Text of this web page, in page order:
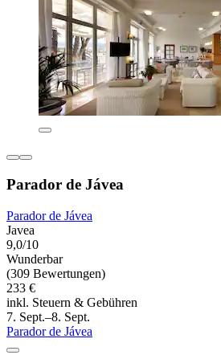
Parador de Jávea
Parador de Jávea
Javea
9,0/10
Wunderbar
(309 Bewertungen)
233 €
inkl. Steuern & Gebühren
7. Sept.–8. Sept.
Parador de Jávea